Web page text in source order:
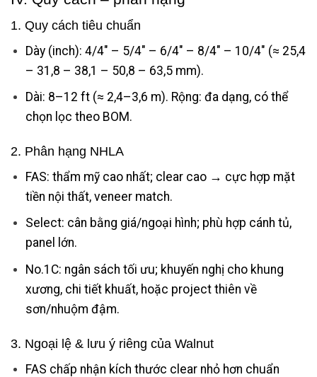
1. Quy cách tiêu chuẩn
Dày (inch): 4/4″ – 5/4″ – 6/4″ – 8/4″ – 10/4″ (≈ 25,4
– 31,8 – 38,1 – 50,8 – 63,5 mm).
Dài: 8–12 ft (≈ 2,4–3,6 m). Rộng: đa dạng, có thể
chọn lọc theo BOM.
2. Phân hạng NHLA
FAS: thẩm mỹ cao nhất; clear cao → cực hợp mặt
tiền nội thất, veneer match.
Select: cân bằng giá/ngoại hình; phù hợp cánh tủ,
panel lớn.
No.1C: ngân sách tối ưu; khuyến nghị cho khung
xương, chi tiết khuất, hoặc project thiên về
sơn/nhuộm đậm.
3. Ngoại lệ & lưu ý riêng của Walnut
FAS chấp nhận kích thước clear nhỏ hơn chuẩn